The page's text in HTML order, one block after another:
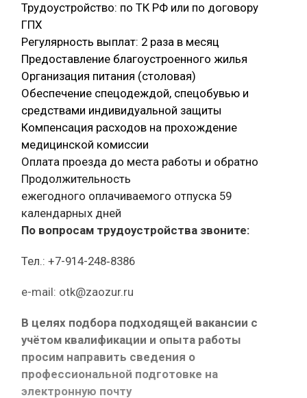
Трудоустройство: по ТК РФ или по договору
ГПХ
Регулярность выплат: 2 раза в месяц
Предоставление благоустроенного жилья
Организация питания (столовая)
Обеспечение спецодеждой, спецобувью и
средствами индивидуальной защиты
Компенсация расходов на прохождение
медицинской комиссии
Оплата проезда до места работы и обратно
Продолжительность
ежегодного оплачиваемого отпуска 59
календарных дней
По вопросам трудоустройства звоните:
Тел.: +7-914-248‑8386
e-mail: otk@zaozur.ru
В целях подбора подходящей вакансии с
учётом квалификации и опыта работы
просим направить сведения о
профессиональной подготовке на
электронную почту